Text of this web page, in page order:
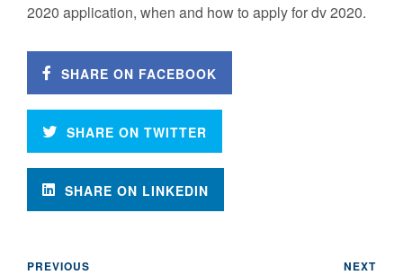
2020 application, when and how to apply for dv 2020.
SHARE ON FACEBOOK
SHARE ON TWITTER
SHARE ON LINKEDIN
PREVIOUS NEXT